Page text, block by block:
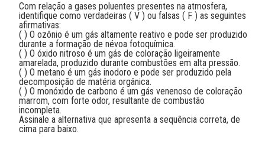
Com relação a gases poluentes presentes na atmosfera,
identifique como verdadeiras ( V ) ou falsas ( F ) as seguintes
afirmativas:
( ) O ozônio é um gás altamente reativo e pode ser produzido
durante a formação de névoa fotoquímica.
( ) O óxido nitroso é um gás de coloração ligeiramente
amarelada, produzido durante combustões em alta pressão.
( ) O metano é um gás inodoro e pode ser produzido pela
decomposição de matéria orgânica.
( ) O monóxido de carbono é um gás venenoso de coloração
marrom, com forte odor, resultante de combustão
incompleta.
Assinale a alternativa que apresenta a sequência correta, de
cima para baixo.